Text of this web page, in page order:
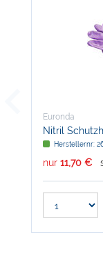
Euronda
Nitril
Herstellernr:
nur 11,70 €